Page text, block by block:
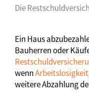
Die
Ein Haus
Bauherren oder
wennArbeitslosigkeit
weitere Abzahlung